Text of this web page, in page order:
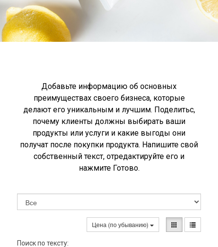
Добавьте информацию об основных
преимуществах своего бизнеса, которые
делают его уникальным и лучшим. Поделитьс,
почему клиенты должны выбирать ваши
продукты или услуги и какие выгоды они
получат после покупки продукта. Напишите свой
собственный текст, отредактируйте его и
нажмите Готово.
Цена (по убыванию)
Поиск по тексту: